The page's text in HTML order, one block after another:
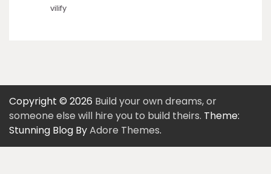
vilify
Copyright © 2026 Build your own dreams, or
someone else will hire you to build theirs. Theme:
Stunning Blog ByAdore Themes.